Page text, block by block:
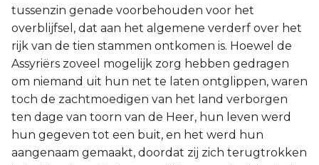
tussenzin genade voorbehouden voor het
overblijfsel, dat aan het algemene verderf over het
rijk van de tien stammen ontkomen is. Hoewel de
Assyriërs zoveel mogelijk zorg hebben gedragen
om niemand uit hun net te laten ontglippen, waren
toch de zachtmoedigen van het land verborgen
ten dage van toorn van de Heer, hun leven werd
hun gegeven tot een buit, en het werd hun
aangenaam gemaakt, doordat zij zich terugtrokken